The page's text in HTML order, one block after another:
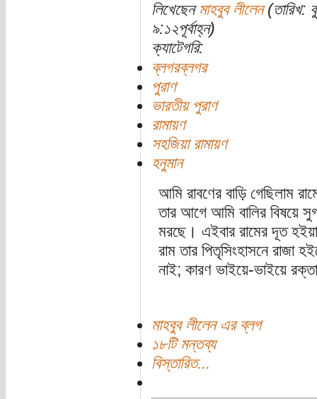
লিখেছেন মাহবুব লীলেন(তারিখ:
৯:১২পূর্বাহ্ন)
ক্যাটেগরি:
ব্লগরব্লগর
পুরাণ
ভারতীয় পুরাণ
রামায়ণ
সহজিয়া রামায়ণ
হনুমান
আমি রাবণের বাড়ি গেছিলাম
তার আগে আমি বালির বিষয়ে
মরছে। এইবার রামের দূত
রাম তার পিতৃসিংহাসনে রাজা
নাই; কারণ ভাইয়ে-ভাইয়ে
মাহবুব লীলেন এর ব্লগ
১৮টি মন্তব্য
বিস্তারিত...